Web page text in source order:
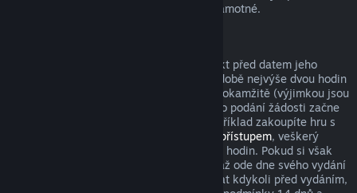
není vysloveně uvedeno při nákupu hry samotné.
Když si ve službě Steam zakoupíte produkt před datem jeho
vydání, podmínka pro vrácení peněz v podobě nejvýše dvou hodin
strávených v tomto produktu začne platit okamžitě (výjimkou jsou
beta testování), zatímco 14denní lhůta pro podání žádosti začne
běžet až od data vydání. Když si tedy například zakoupíte hru s
prioritním přístupem, veškerý
odehraný čas bude počítán do limitu dvou hodin. Pokud si však
předobjednáte hru, která bude dostupná až ode dne svého vydání
(ne dříve), můžete o vrácení peněz zažádat kdykoli před vydáním,